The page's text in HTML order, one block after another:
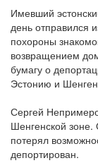
Имевший
день отправился
похороны
возвращением
бумагу о
Эстонию и
Сергей
Шенгенской
потерял
депортирован.